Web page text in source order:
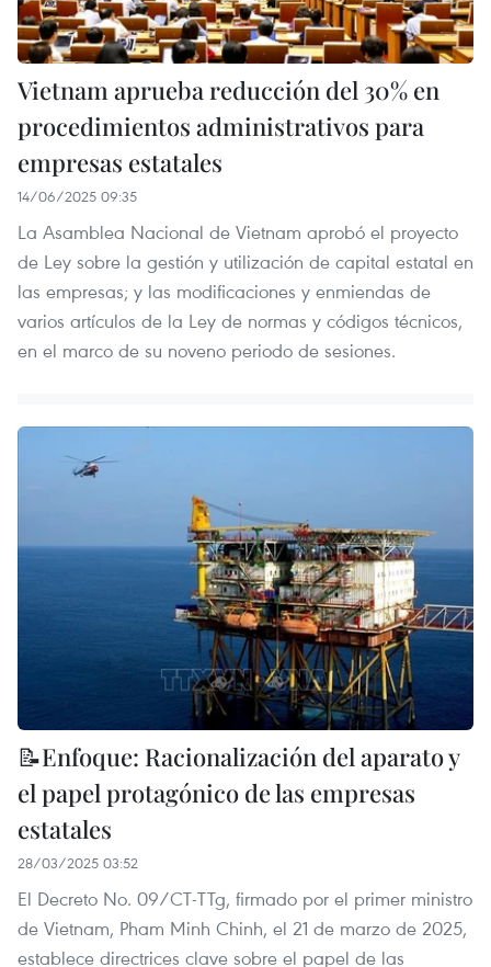
Vietnam aprueba reducción del 30% en
procedimientos administrativos para
empresas estatales
14/06/2025 09:35
La Asamblea Nacional de Vietnam aprobó el proyecto
de Ley sobre la gestión y utilización de capital estatal en
las empresas; y las modificaciones y enmiendas de
varios artículos de la Ley de normas y códigos técnicos,
en el marco de su noveno periodo de sesiones.
📝Enfoque: Racionalización del aparato y
el papel protagónico de las empresas
estatales
28/03/2025 03:52
El Decreto No. 09/CT-TTg, firmado por el primer ministro
de Vietnam, Pham Minh Chinh, el 21 de marzo de 2025,
establece directrices clave sobre el papel de las